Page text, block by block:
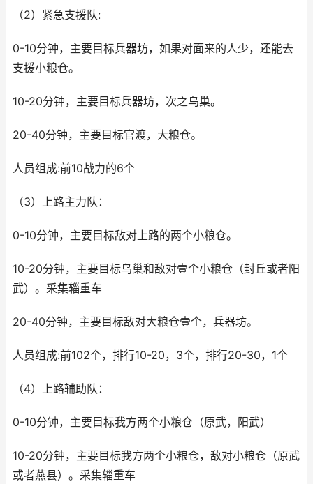
（2）紧急支援队:
0-10分钟，主要目标兵器坊，如果对面来的人少，还能去
支援小粮仓。
10-20分钟，主要目标兵器坊，次之乌巢。
20-40分钟，主要目标官渡，大粮仓。
人员组成:前10战力的6个
（3）上路主力队：
0-10分钟，主要目标敌对上路的两个小粮仓。
10-20分钟，主要目标乌巢和敌对壹个小粮仓（封丘或者阳
武）。采集辎重车
20-40分钟，主要目标敌对大粮仓壹个，兵器坊。
人员组成:前102个，排行10-20，3个，排行20-30，1个
（4）上路辅助队：
0-10分钟，主要目标我方两个小粮仓（原武，阳武）
10-20分钟，主要目标我方两个小粮仓，敌对小粮仓（原武
或者燕县）。采集辎重车